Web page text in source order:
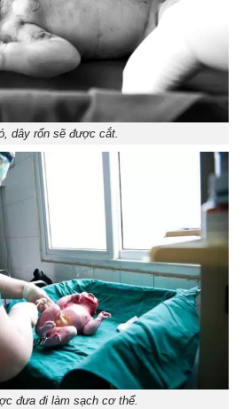
dây rốn sẽ được cắt.
đưa đi làm sạch cơ thể.